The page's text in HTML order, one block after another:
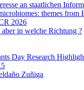
an staatlichen
themes
2026
in welche Richtung ?
Day Research
Zuñiga